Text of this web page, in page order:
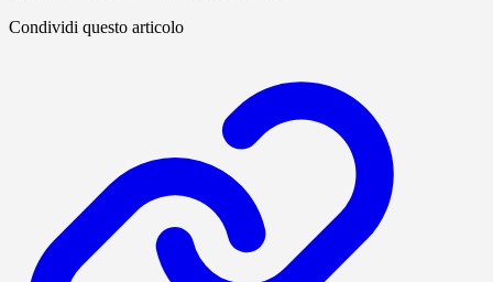
Condividi questo articolo